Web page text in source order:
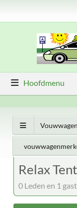
Hoofdmenu
Relax
0 Leden en 1